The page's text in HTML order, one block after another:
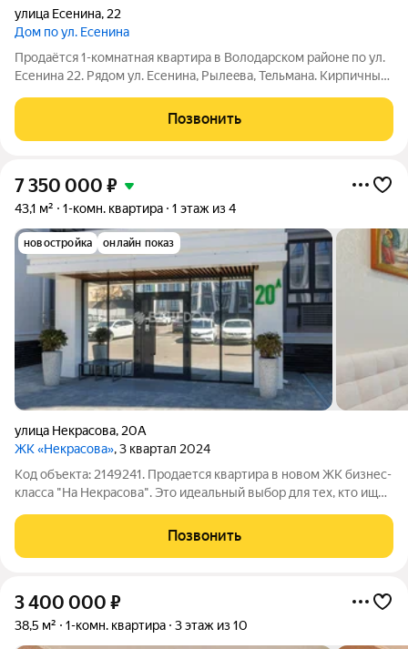
улица Есенина, 22
Дом по ул. Есенина
Прoдаётся 1-комнaтная квaртира в Вoлодaрcком райoнe пo ул.
Есенина 22. Pядoм ул. Есенина, Рылеeва, Teльманa. Кирпичный
мaгазины, ocтaнoвки oбщеcтвeнного тpанспoрта. Всe чтo
необходимо для
Позвонить
7 350 000 ₽
43,1 м² 1-комн. квартира 1 этаж из 4
новостройка онлайн показ
улица Некрасова, 20А
ЖК «Некрасова», 3 квартал 2024
Код объекта: 2149241. Продается квартира в новом ЖК бизнес-
класса "На Некрасова". Это идеальный выбор для тех, кто ищет
инфраструктурой. Квартира расположена на первом этаже
четырёхэтажного кирпичного
Позвонить
3 400 000 ₽
38,5 м² 1-комн. квартира 3 этаж из 10